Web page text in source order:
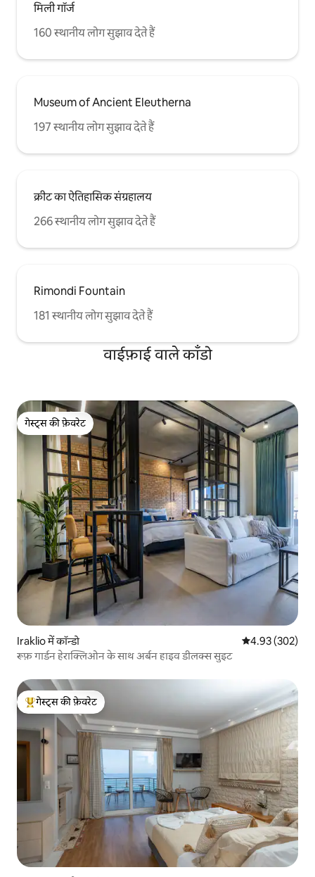
मिली गॉर्ज
160 स्थानीय लोग सुझाव देते हैं
Museum of Ancient Eleutherna
197 स्थानीय लोग सुझाव देते हैं
क्रीट का ऐतिहासिक संग्रहालय
266 स्थानीय लोग सुझाव देते हैं
Rimondi Fountain
181 स्थानीय लोग सुझाव देते हैं
वाईफ़ाई वाले काँडो
गेस्ट्स की फ़ेवरेट
गेस्ट्स की फ़ेवरेट
Iraklio में कॉन्डो औसत रेटिंग 5 में से
4.93 (302)
रूफ़ गार्डन हेराक्लिओन के साथ अर्बन हाइव डीलक्स सुइट
गेस्ट्स का टॉप फ़ेवरेट
गेस्ट्स की फ़ेवरेट